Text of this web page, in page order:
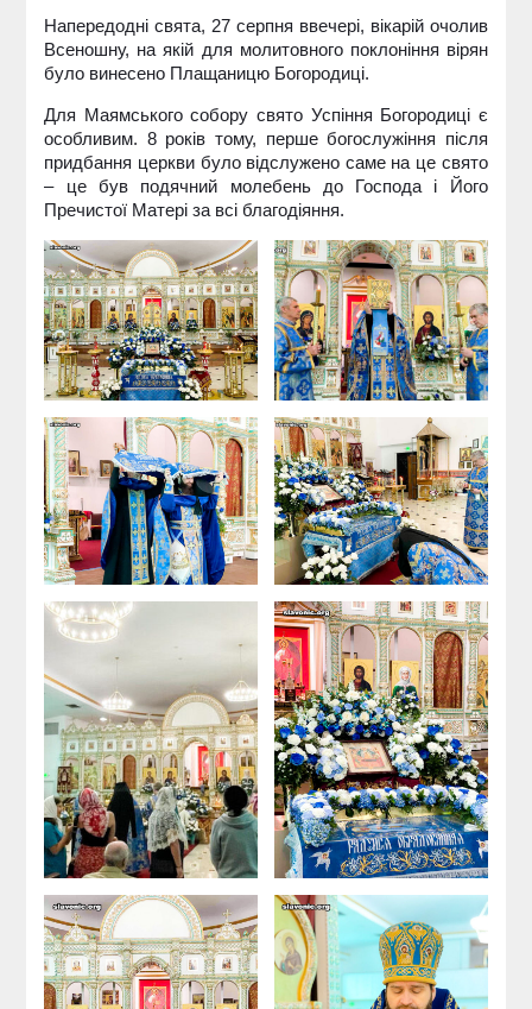
Напередодні свята, 27 серпня ввечері, вікарій очолив
Всеношну, на якій для молитовного поклоніння вірян
було винесено Плащаницю Богородиці.
Для Маямського собору свято Успіння Богородиці є
особливим. 8 років тому, перше богослужіння після
придбання церкви було відслужено саме на це свято
– це був подячний молебень до Господа і Його
Пречистої Матері за всі благодіяння.